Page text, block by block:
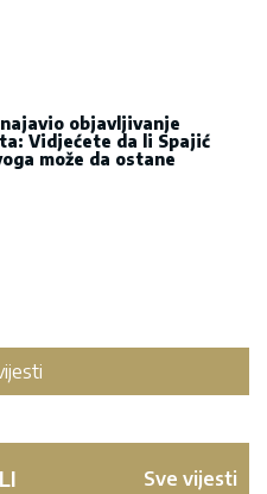
najavio objavljivanje
Vidjećete da li Spajić
može da ostane
Sve vijesti